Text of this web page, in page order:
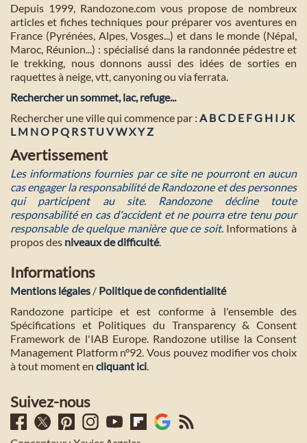
Depuis 1999, Randozone.com vous propose de nombreux
articles et fiches techniques pour préparer vos aventures en
France (Pyrénées, Alpes, Vosges...) et dans le monde (Népal,
Maroc, Réunion...) : spécialisé dans la randonnée pédestre et
le trekking, nous donnons aussi des idées de sorties en
raquettes à neige, vtt, canyoning ou via ferrata.
Rechercher un sommet, lac, refuge...
Rechercher une ville qui commence par : A BC D E FG H I J K
L M NO PQ RST U VWXYZ
Avertissement
Les informations fournies par ce site ne pourront en aucun
cas engager la responsabilité de Randozone et des personnes
qui participent au site. Randozone décline toute
responsabilité en cas d'accident et ne pourra etre tenu pour
responsable de quelque manière que ce soit. Informations à
propos des niveaux de difficulté.
Informations
Mentions légales / Politique de confidentialité
Randozone participe et est conforme à l'ensemble des
Spécifications et Politiques du Transparency & Consent
Framework de l'IAB Europe. Randozone utilise la Consent
Management Platform n°92. Vous pouvez modifier vos choix
à tout moment en cliquant ici.
Suivez-nous